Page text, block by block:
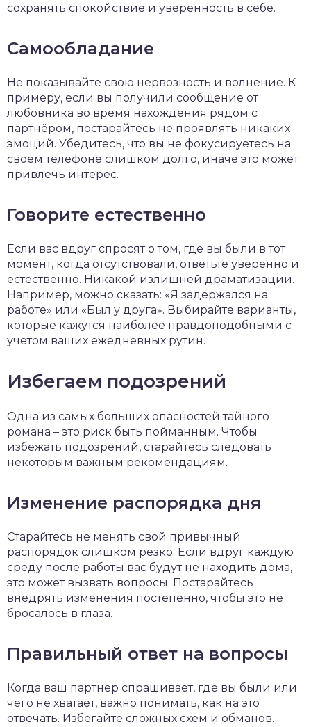
сохранять спокойствие и уверенность в себе.
Самообладание
Не показывайте свою нервозность и волнение. К
примеру, если вы получили сообщение от
любовника во время нахождения рядом с
партнёром, постарайтесь не проявлять никаких
эмоций. Убедитесь, что вы не фокусируетесь на
своем телефоне слишком долго, иначе это может
привлечь интерес.
Говорите естественно
Если вас вдруг спросят о том, где вы были в тот
момент, когда отсутствовали, ответьте уверенно и
естественно. Никакой излишней драматизации.
Например, можно сказать: «Я задержался на
работе» или «Был у друга». Выбирайте варианты,
которые кажутся наиболее правдоподобными с
учетом ваших ежедневных рутин.
Избегаем подозрений
Одна из самых больших опасностей тайного
романа – это риск быть пойманным. Чтобы
избежать подозрений, старайтесь следовать
некоторым важным рекомендациям.
Изменение распорядка дня
Старайтесь не менять свой привычный
распорядок слишком резко. Если вдруг каждую
среду после работы вас будут не находить дома,
это может вызвать вопросы. Постарайтесь
внедрять изменения постепенно, чтобы это не
бросалось в глаза.
Правильный ответ на вопросы
Когда ваш партнер спрашивает, где вы были или
чего не хватает, важно понимать, как на это
отвечать. Избегайте сложных схем и обманов.